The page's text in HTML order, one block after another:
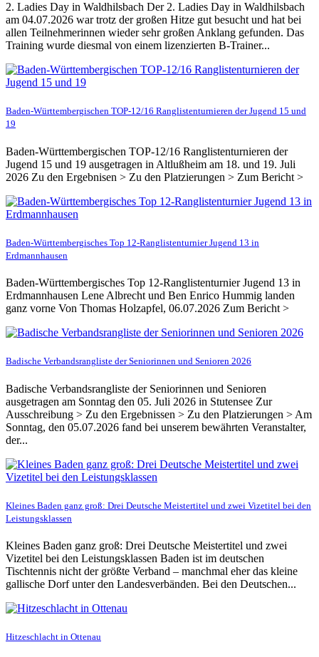
2. Ladies Day in Waldhilsbach Der 2. Ladies Day in Waldhilsbach
am 04.07.2026 war trotz der großen Hitze gut besucht und hat bei
allen Teilnehmerinnen wieder sehr großen Anklang gefunden. Das
Training wurde diesmal von einem lizenzierten B-Trainer...
Baden-Württembergischen TOP-12/16 Ranglistenturnieren der Jugend 15 und
19
Baden-Württembergischen TOP-12/16 Ranglistenturnieren der
Jugend 15 und 19 ausgetragen in Altlußheim am 18. und 19. Juli
2026 Zu den Ergebnisen > Zu den Platzierungen > Zum Bericht >
Baden-Württembergisches Top 12-Ranglistenturnier Jugend 13 in
Erdmannhausen
Baden-Württembergisches Top 12-Ranglistenturnier Jugend 13 in
Erdmannhausen Lene Albrecht und Ben Enrico Hummig landen
ganz vorne Von Thomas Holzapfel, 06.07.2026 Zum Bericht >
Badische Verbandsrangliste der Seniorinnen und Senioren 2026
Badische Verbandsrangliste der Seniorinnen und Senioren
ausgetragen am Sonntag den 05. Juli 2026 in Stutensee Zur
Ausschreibung > Zu den Ergebnissen > Zu den Platzierungen > Am
Sonntag, den 05.07.2026 fand bei unserem bewährten Veranstalter,
der...
Kleines Baden ganz groß: Drei Deutsche Meistertitel und zwei Vizetitel bei den
Leistungsklassen
Kleines Baden ganz groß: Drei Deutsche Meistertitel und zwei
Vizetitel bei den Leistungsklassen Baden ist im deutschen
Tischtennis nicht der größte Verband – manchmal eher das kleine
gallische Dorf unter den Landesverbänden. Bei den Deutschen...
Hitzeschlacht in Ottenau